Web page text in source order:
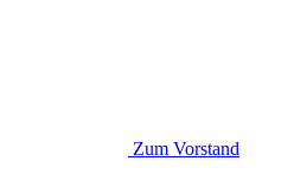
Zum Vorstand